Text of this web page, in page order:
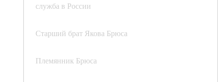
служба в России
Старший брат Якова Брюса
Племянник Брюса